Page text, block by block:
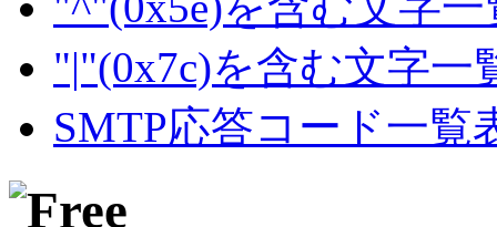
"|"(0x7c)を含む文字一
SMTP応答コード一覧